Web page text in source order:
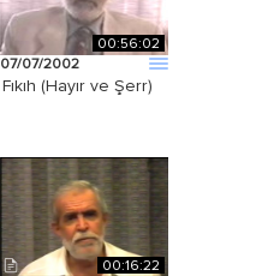
00:56:02
07/07/2002
Fıkıh (Hayır ve Şerr)
00:16:22